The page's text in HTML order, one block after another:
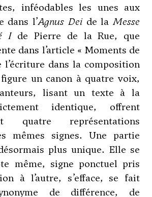
inféodables les unes aux
dans l’Agnus Deide laMesse
Ide Pierre de la Rue, que
dans l’article « Moments de
dans la composition
un canon à quatre voix,
lisant un texte à la
identique, offrent
quatre représentations
mêmes signes. Une partie
plus unique. Elle se
même, signe ponctuel pris
à l’autre, s’efface, se fait
de différence, de